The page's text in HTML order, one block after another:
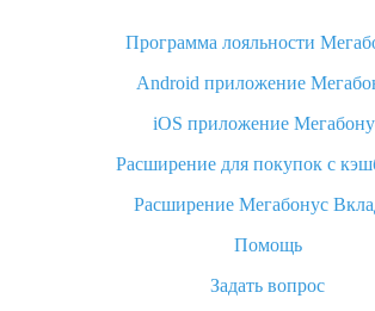
Как узнать, куда пришла посылка с
Вы отменили заказ на Алиэкспресс, когда
Что такое баллы на Алиэкспресс, как
«AliExpress Standard Shipping»: что это за
как его отслеживать
Как покупать оптом на
Что делать, если не пришел товар с
Программа лояльности
Android приложение
iOS приложение
Расширение для покупок с
Расширение Мегабонус
Помощь
Задать вопрос